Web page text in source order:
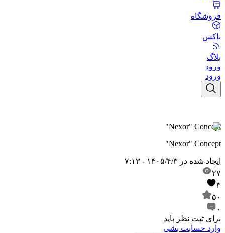
فروشگاه
باکس
بلاگ
ورود
ورود
"Nexor" Concept
"Nexor" Concept
ایجاد شده در ۱۴۰۵/۴/۳ - ۷:۱۳
۲۷
۳
۵۰
۰
برای ثبت نظر باید
وارد حسابت بشی